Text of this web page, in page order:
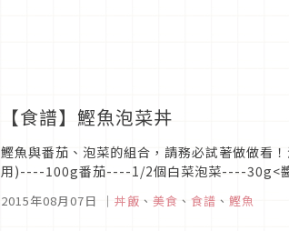
【食譜】鰹魚泡菜丼
鰹魚與番茄、泡菜的組合，請務必試著做做看
用)----100g番茄----1/2個白菜泡菜----30g<
2015年08月07日 ｜ 丼飯 、 美食 、 食譜 、 鰹魚